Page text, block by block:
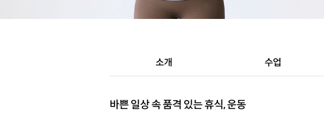
소개 수업
바쁜 일상 속 품격 있는 휴식, 운동